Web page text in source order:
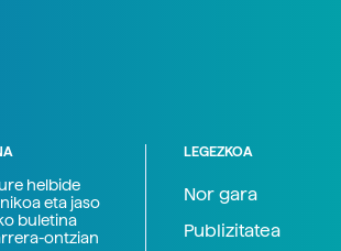
helbide
eta jaso
buletina
ontzian
LEGEZKOA
Nor gara
Publizitatea